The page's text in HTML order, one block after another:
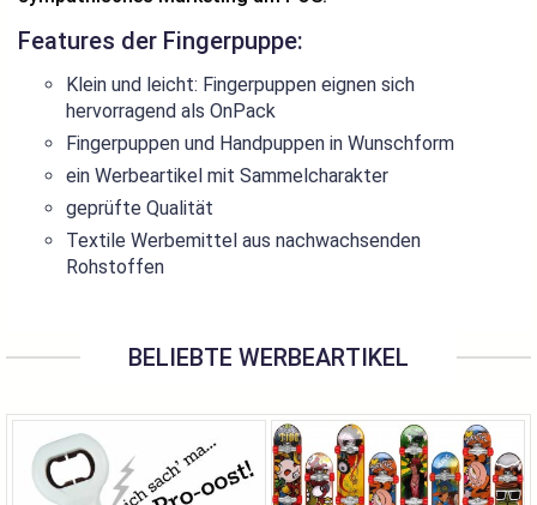
Features der Fingerpuppe:
Klein und leicht: Fingerpuppen eignen sich
hervorragend als OnPack
Fingerpuppen und Handpuppen in Wunschform
ein Werbeartikel mit Sammelcharakter
geprüfte Qualität
Textile Werbemittel aus nachwachsenden
Rohstoffen
BELIEBTE WERBEARTIKEL